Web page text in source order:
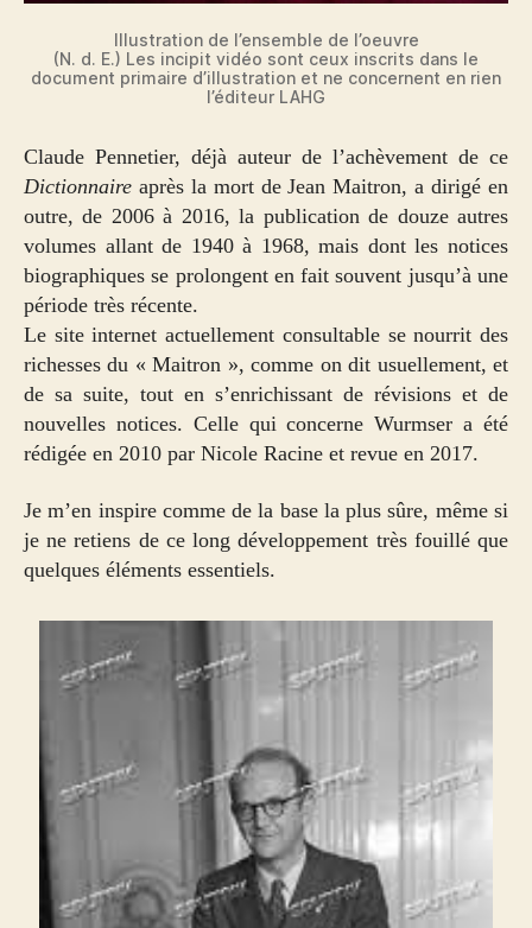
Illustration de l’ensemble de l’oeuvre
(N. d. E.) Les incipit vidéo sont ceux inscrits dans le
document primaire d’illustration et ne concernent en rien
l’éditeur LAHG
Claude Pennetier, déjà auteur de l’achèvement de ce
Dictionnaire après la mort de Jean Maitron, a dirigé en
outre, de 2006 à 2016, la publication de douze autres
volumes allant de 1940 à 1968, mais dont les notices
biographiques se prolongent en fait souvent jusqu’à une
période très récente.
Le site internet actuellement consultable se nourrit des
richesses du « Maitron », comme on dit usuellement, et
de sa suite, tout en s’enrichissant de révisions et de
nouvelles notices. Celle qui concerne Wurmser a été
rédigée en 2010 par Nicole Racine et revue en 2017.
Je m’en inspire comme de la base la plus sûre, même si
je ne retiens de ce long développement très fouillé que
quelques éléments essentiels.